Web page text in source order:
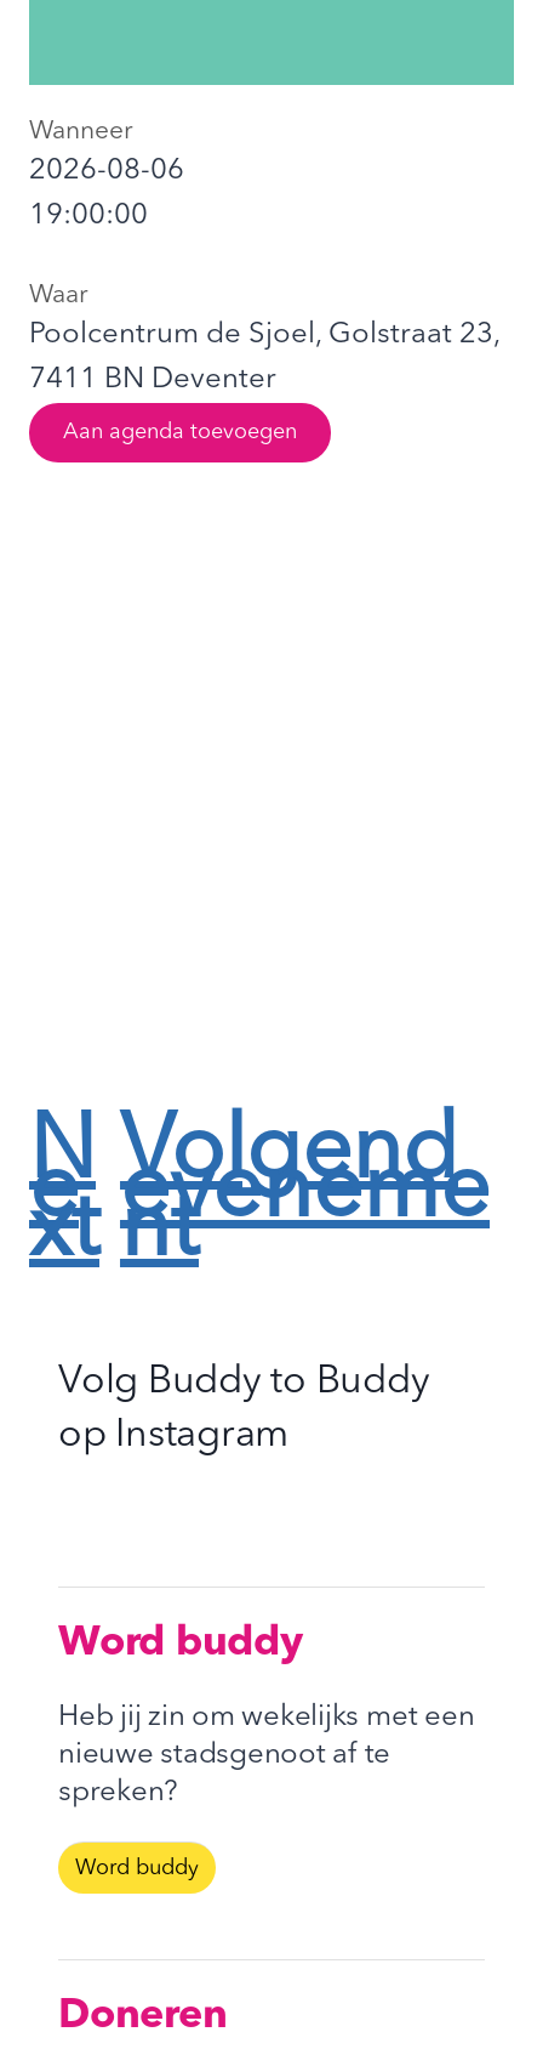
Wanneer
2026-08-06
19:00:00
Waar
Poolcentrum de Sjoel, Golstraat 23,
7411 BN Deventer
Aan agenda toevoegen
N
e
xt
Volgend
eveneme
nt
Volg Buddy to Buddy
op Instagram
Word buddy
Heb jij zin om wekelijks met een
nieuwe stadsgenoot af te
spreken?
Word buddy
Doneren